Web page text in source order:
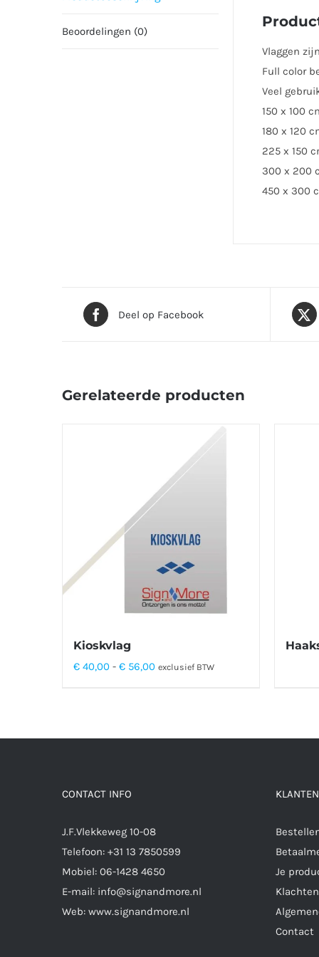
Beoordelingen (0)
Vlaggen
Full color
Veel
150 x 100
180 x 120
225 x 150
300 x 200
450 x 300
Deel op Facebook
Gerelateerde producten
Kioskvlag
€ 40,00 - € 56,00Prijsklasse:
exclusief BTW
CONTACT INFO
J.F.Vlekkeweg 10-08
Telefoon: +31 13 7850599
Mobiel: 06-1428 4650
E-mail: info@signandmore.nl
Web: www.signandmore.nl
Je
Klachten
Contact